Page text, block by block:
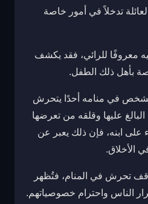
تدخلاً في أمور خاصة
معروفًا للرائي، فقد يكشف
بأهل ذلك الطفل.
في منامه أحدًا يتحرش
البالغ عليها وقلقه من تعرضها
على ابنه، فإن ذلك يعبر عن
الأخلاق.
تحرش في المنام، فتُظهر
الناس واحترام خصوصياتهم.